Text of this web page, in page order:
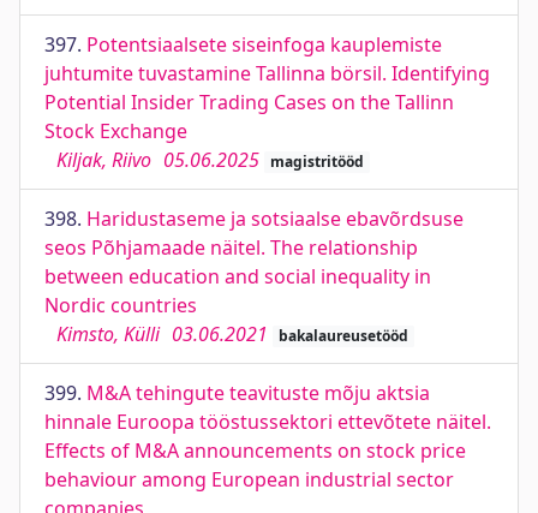
397. Potentsiaalsete siseinfoga kauplemiste
juhtumite tuvastamine Tallinna börsil. Identifying
Potential Insider Trading Cases on the Tallinn
Stock Exchange
Kiljak, Riivo 05.06.2025 magistritööd
398. Haridustaseme ja sotsiaalse ebavõrdsuse
seos Põhjamaade näitel. The relationship
between education and social inequality in
Nordic countries
Kimsto, Külli 03.06.2021 bakalaureusetööd
399. M&A tehingute teavituste mõju aktsia
hinnale Euroopa tööstussektori ettevõtete näitel.
Effects of M&A announcements on stock price
behaviour among European industrial sector